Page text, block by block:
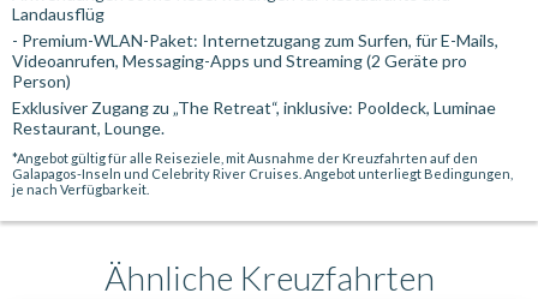
Landausflüg
- Premium-WLAN-Paket: Internetzugang zum Surfen, für E-Mails,
Videoanrufen, Messaging-Apps und Streaming (2 Geräte pro
Person)
Exklusiver Zugang zu „The Retreat“, inklusive: Pooldeck, Luminae
Restaurant, Lounge.
*Angebot gültig für alle Reiseziele, mit Ausnahme der Kreuzfahrten auf den
Galapagos-Inseln und Celebrity River Cruises. Angebot unterliegt Bedingungen,
je nach Verfügbarkeit.
Ähnliche Kreuzfahrten